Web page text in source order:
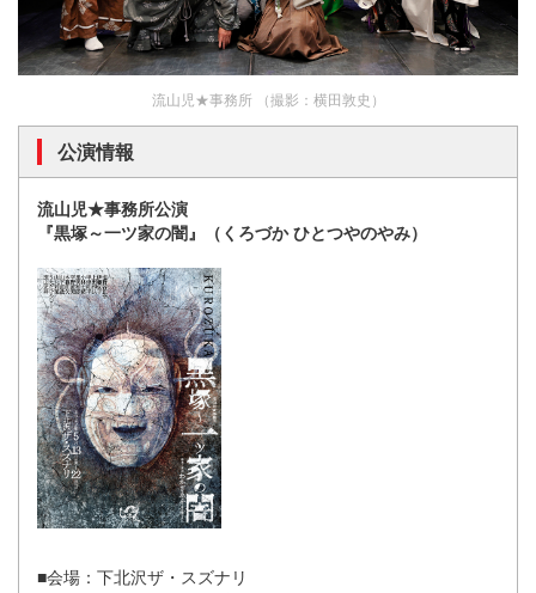
流山児★事務所 （撮影：横田敦史）
公演情報
流山児★事務所公演
『黒塚～一ツ家の闇』（くろづか ひとつやのやみ）
■会場：下北沢ザ・スズナリ